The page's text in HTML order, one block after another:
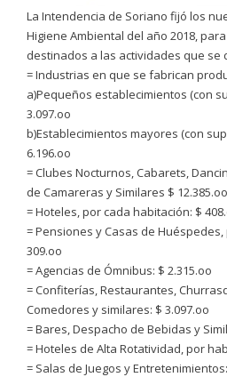
La Intendencia de Soriano fijó los
Higiene Ambiental del año 2018,
destinados a las actividades que se
= Industrias en que se fabrican
a)Pequeños establecimientos (con
3.097.oo
b)Establecimientos mayores (con
6.196.oo
= Clubes Nocturnos, Cabarets,
de Camareras y Similares $ 12.385.oo
= Hoteles, por cada habitación: $
= Pensiones y Casas de
309.oo
= Agencias de Ómnibus: $ 2.315.oo
= Confiterías, Restaurantes,
Comedores y similares: $ 3.097.oo
= Bares, Despacho de Bebidas y
= Hoteles de Alta Rotatividad, por
= Salas de Juegos y